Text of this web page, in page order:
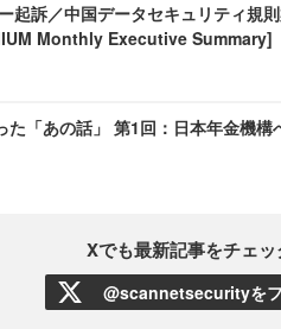
起訴／中国データセキュリティ規
Monthly Executive Summary]
た「あの話」 第1回：日本年金機
Xでも最新記事をチェッ
@scannetsecurityを